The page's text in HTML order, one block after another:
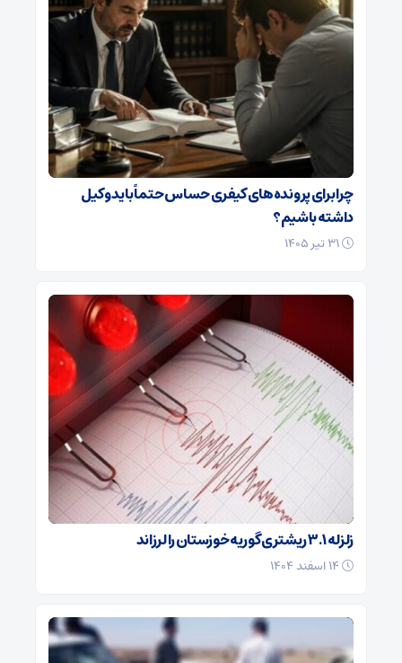
چرا برای پرونده‌های کیفری حساس حتماً باید وکیل
داشته باشیم؟
زلزله ۳.۱ ریشتری گوریه خوزستان را لرزاند